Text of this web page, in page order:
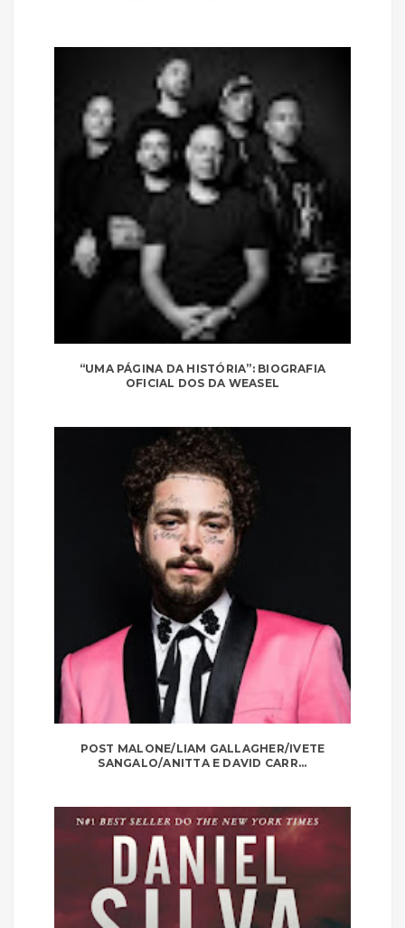
“UMA PÁGINA DA HISTÓRIA”: BIOGRAFIA
OFICIAL DOS DA WEASEL
POST MALONE/LIAM GALLAGHER/IVETE
SANGALO/ANITTA E DAVID CARR...